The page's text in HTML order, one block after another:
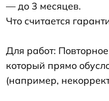
— до 3 месяцев.
Что считается
Для работ:
который прямо
(например,